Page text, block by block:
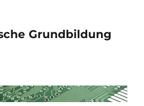
Grundbildung